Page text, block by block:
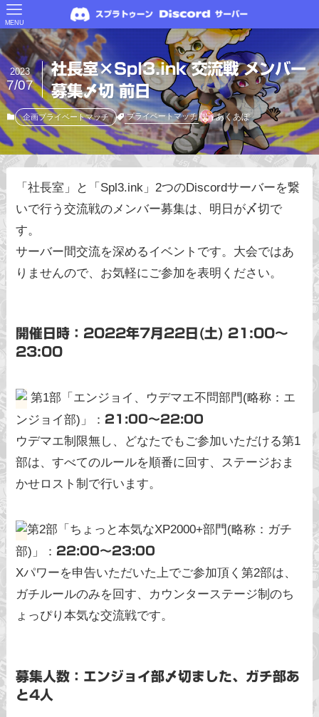
MENU
社長室×Spl3.ink 交流戦 メンバー
募集〆切 前日
2023
7/07
企画プライベートマッチ プライベートマッチ あくあぽ
「社長室」と「Spl3.ink」2つのDiscordサーバーを繋
いで行う交流戦のメンバー募集は、明日が〆切で
す。
サーバー間交流を深めるイベントです。大会ではあ
りませんので、お気軽にご参加を表明ください。
開催日時：2022年7月22日(土) 21:00〜
23:00
第1部「エンジョイ、ウデマエ不問部門(略称：エ
ンジョイ部)」： 21:00〜22:00
ウデマエ制限無し、どなたでもご参加いただける第1
部は、すべてのルールを順番に回す、ステージおま
かせロスト制で行います。
第2部「ちょっと本気なXP2000+部門(略称：ガチ
部)」： 22:00〜23:00
Xパワーを申告いただいた上でご参加頂く第2部は、
ガチルールのみを回す、カウンターステージ制のち
ょっぴり本気な交流戦です。
募集人数：エンジョイ部〆切ました、ガチ部あ
と4人